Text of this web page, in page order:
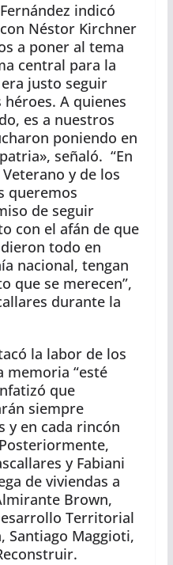
indicó
Néstor Kirchner
a poner al tema
central para la
justo seguir
A quienes
es a nuestros
poniendo en
señaló. “En
y de los
queremos
de seguir
con el afán de que
todo en
nacional, tengan
que se merecen”,
durante la
la labor de los
memoria “esté
que
siempre
y en cada rincón
y Fabiani
de viviendas a
Brown,
Territorial
Santiago Maggioti,